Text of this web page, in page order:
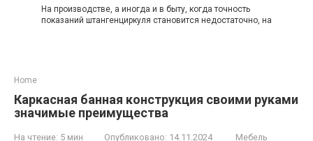
На производстве, а иногда и в быту, когда точность
показаний штангенциркуля становится недостаточно, на
Home
Каркасная банная конструкция своими руками
значимые преимущества
На чтение: 5 мин Опубликовано: 14.11.2024
Мебель